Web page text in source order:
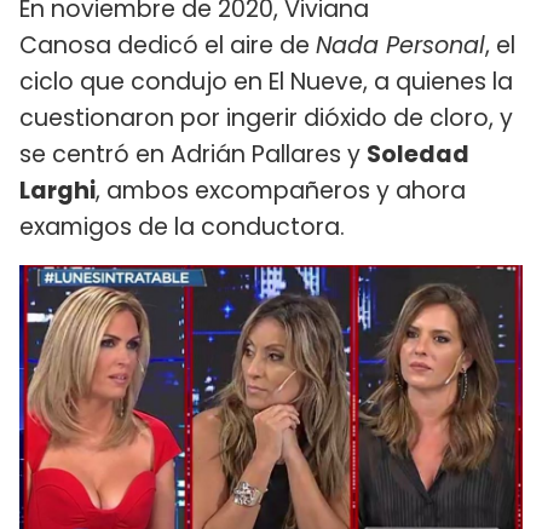
En noviembre de 2020, Viviana
Canosa dedicó el aire de Nada Personal, el
ciclo que condujo en El Nueve, a quienes la
cuestionaron por ingerir dióxido de cloro, y
se centró en Adrián Pallares y Soledad
Larghi, ambos excompañeros y ahora
examigos de la conductora.